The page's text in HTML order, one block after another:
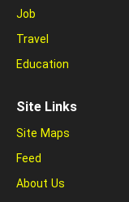
Job
Travel
Education
Site Links
Site Maps
Feed
About Us